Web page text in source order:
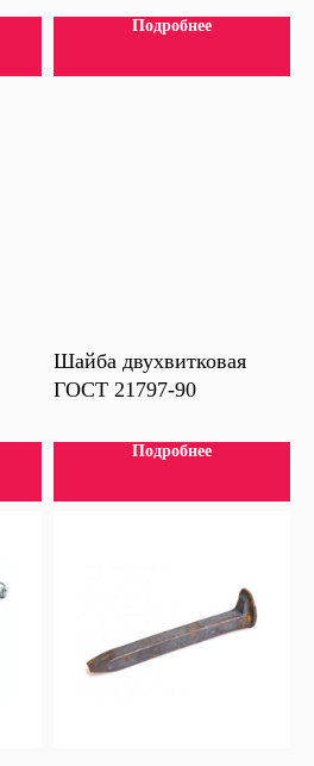
Подробнее
Шайба двухвитковая
ГОСТ 21797-90
Подробнее